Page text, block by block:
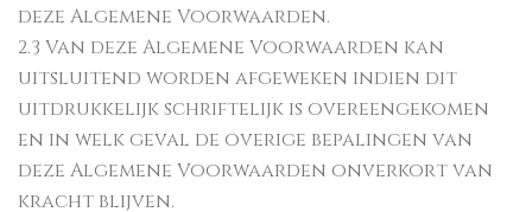
deze Algemene Voorwaarden.
2.3 Van deze Algemene Voorwaarden kan
uitsluitend worden afgeweken indien dit
uitdrukkelijk schriftelijk is overeengekomen
en in welk geval de overige bepalingen van
deze Algemene Voorwaarden onverkort van
kracht blijven.